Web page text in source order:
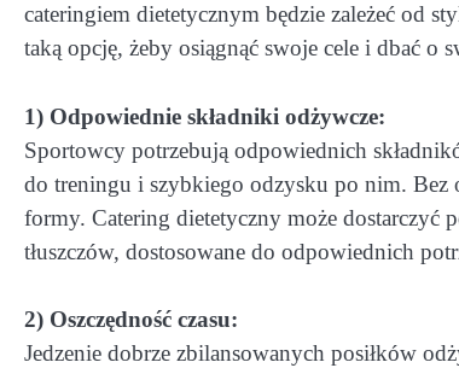
cateringiem dietetycznym będzie zależeć od
taką opcję, żeby osiągnąć swoje cele i dbać o
1) Odpowiednie składniki odżywcze:
Sportowcy potrzebują odpowiednich
do treningu i szybkiego odzysku po nim. Bez
formy. Catering dietetyczny może dostarczyć
tłuszczów, dostosowane do odpowiednich
2) Oszczędność czasu:
Jedzenie dobrze zbilansowanych posiłków